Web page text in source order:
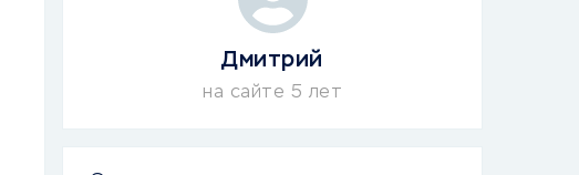
Дмитрий
на сайте 5 лет